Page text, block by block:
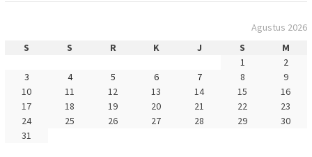
Agustus 2026
S
S R K J S
M
1
2
3
4 5 6 7 8
9
10
11 12 13 14 15
16
17
18 19 20 21 22
23
24
25 26 27 28 29
30
31